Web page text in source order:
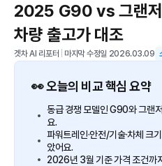
2025 G90 vs 그랜저
차량 출고가 대조
겟차 AI 리포터 마지막 수정일 2026.03.09
👀 오늘의 비교 핵심 요약
동급 경쟁 모델인 G90와 그랜
요.
파워트레인·안전/기술·차체 크
았어요.
2026년 3월 기준 가격 조건까